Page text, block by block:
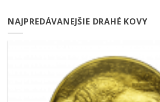
NAJPREDÁVANEJŠIE DRAHÉ KOVY